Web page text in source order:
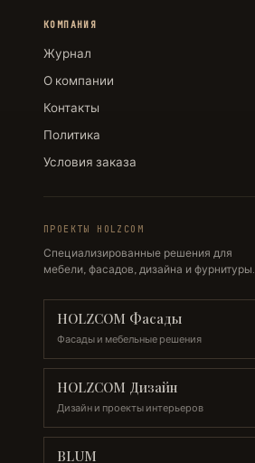
КОМПАНИЯ
Журнал
О компании
Контакты
Политика
Условия заказа
ПРОЕКТЫ HOLZCOM
Специализированные решения для
мебели, фасадов, дизайна и фурнитуры.
HOLZCOM Фасады
Фасады и мебельные решения
HOLZCOM Дизайн
Дизайн и проекты интерьеров
BLUM